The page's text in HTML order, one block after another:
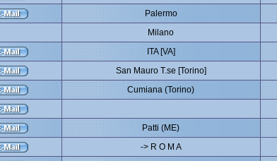
Palermo
Milano
ITA [VA]
San Mauro T.se [Torino]
Cumiana (Torino)
Patti (ME)
-> R O M A